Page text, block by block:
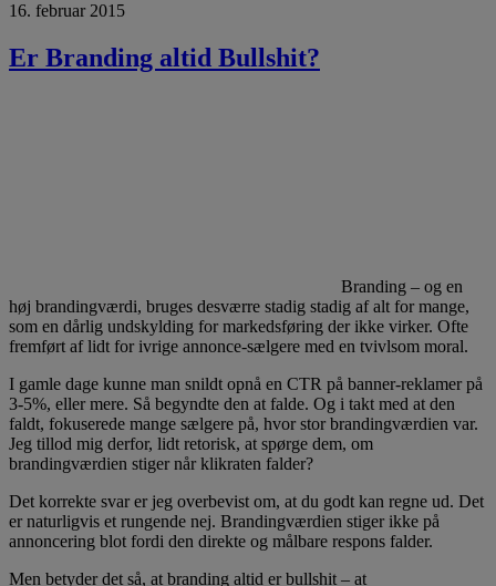
16. februar 2015
Er Branding altid Bullshit?
Branding – og en
høj brandingværdi, bruges desværre stadig stadig af alt for mange,
som en dårlig undskylding for markedsføring der ikke virker. Ofte
fremført af lidt for ivrige annonce-sælgere med en tvivlsom moral.
I gamle dage kunne man snildt opnå en CTR på banner-reklamer på
3-5%, eller mere. Så begyndte den at falde. Og i takt med at den
faldt, fokuserede mange sælgere på, hvor stor brandingværdien var.
Jeg tillod mig derfor, lidt retorisk, at spørge dem, om
brandingværdien stiger når klikraten falder?
Det korrekte svar er jeg overbevist om, at du godt kan regne ud. Det
er naturligvis et rungende nej. Brandingværdien stiger ikke på
annoncering blot fordi den direkte og målbare respons falder.
Men betyder det så, at branding altid er bullshit – at